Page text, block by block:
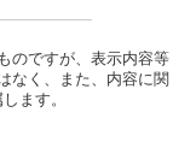
のですが、表示内容等
なく、また、内容に関
ます。